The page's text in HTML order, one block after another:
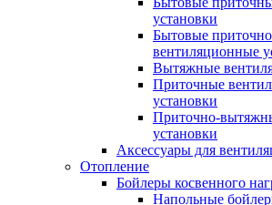
установки
Бытовые
вентиляционные
Вытяжные
Приточные
установки
Приточно-
установки
Аксессуары для
Отопление
Бойлеры косвенного
Напольные